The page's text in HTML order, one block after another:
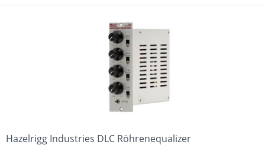
Hazelrigg Industries DLC Röhrenequalizer